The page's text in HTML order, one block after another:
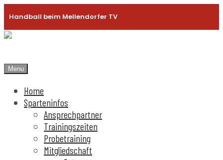
Handball beim Mellendorfer TV
Menu
Home
Sparteninfos
Ansprechpartner
Trainingszeiten
Probetraining
Mitgliedschaft